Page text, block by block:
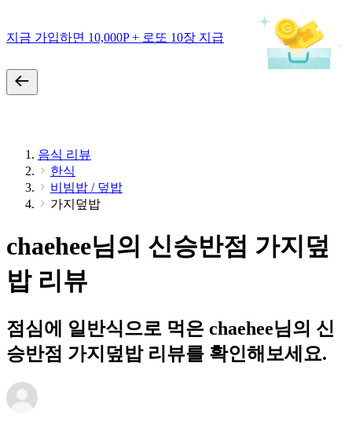
지금 가입하면 10,000P + 로또 10장 지급
음식 리뷰
한식
비빔밥 / 덮밥
가지덮밥
chaehee님의 신승반점 가지덮
밥 리뷰
점심에 일반식으로 먹은 chaehee님의 신
승반점 가지덮밥 리뷰를 확인해보세요.